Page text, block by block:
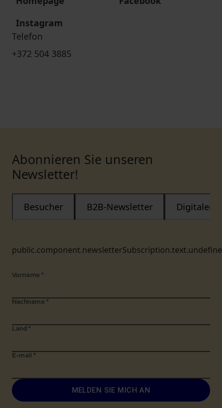
Instagram
Telefon
+372 504 3885
Abonnieren Sie unseren
Newsletter!
Besucher B2B-Newsletter Digitaler
Vorname *
Nachname *
Land *
E-mail *
MELDEN SIE MICH AN